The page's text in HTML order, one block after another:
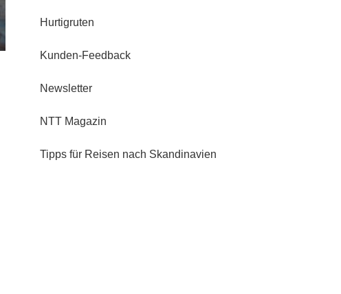
Hurtigruten
Kunden-Feedback
Newsletter
NTT Magazin
Tipps für Reisen nach Skandinavien